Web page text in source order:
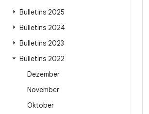
Bulletins 2025
Bulletins 2024
Bulletins 2023
Bulletins 2022
Dezember
November
Oktober